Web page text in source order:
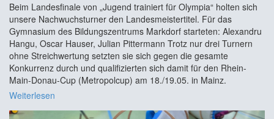
Beim Landesfinale von „Jugend trainiert für Olympia“ holten sich
unsere Nachwuchsturner den Landesmeistertitel. Für das
Gymnasium des Bildungszentrums Markdorf starteten: Alexandru
Hangu, Oscar Hauser, Julian Pittermann Trotz nur drei Turnern
ohne Streichwertung setzten sie sich gegen die gesamte
Konkurrenz durch und qualifizierten sich damit für den Rhein-
Main-Donau-Cup (Metropolcup) am 18./19.05. in Mainz.
Weiterlesen